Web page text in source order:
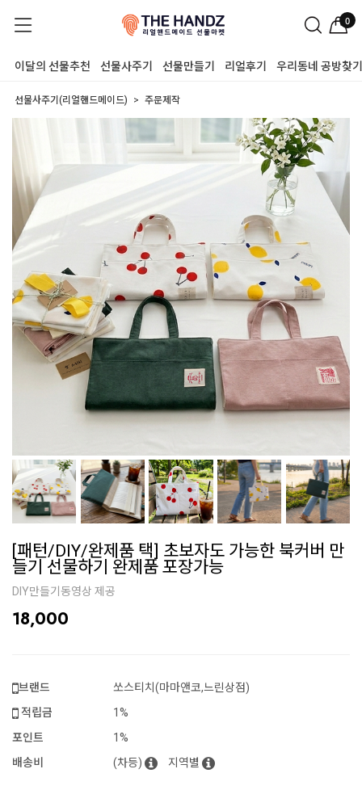
0
이달의 선물추천 선물사주기 선물만들기 리얼후기 우리동네 공방찾기
선물사주기(리얼핸드메이드) 주문제작
[패턴/DIY/완제품 택] 초보자도 가능한 북커버 만
들기 선물하기 완제품 포장가능
DIY만들기동영상 제공
18,000
브랜드
쏘스티치(마마앤코,느린상점)
적립금
1%
포인트
1%
배송비
(차등) 지역별